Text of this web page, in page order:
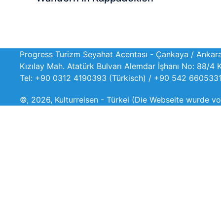
Progress Turizm Seyahat Acentası - Çankaya /
Kızılay Mah. Atatürk Bulvarı Alemdar İşhanı No: 88/4
Tel: +90 0312 4190393 (Türkisch) / +90 542
©, 2026, Kulturreisen - Türkei (Die Webseite wurde